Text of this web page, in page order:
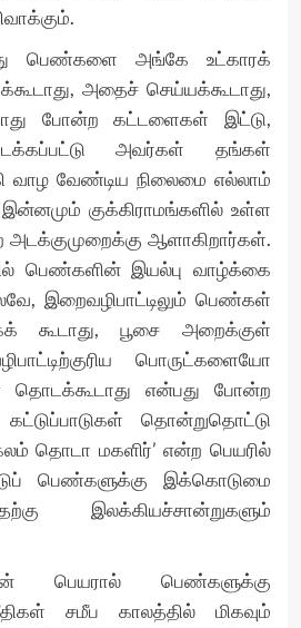
பெண்களை அங்கே உட்காரக்
அதைச் செய்யக்கூடாது,
போன்ற கட்டளைகள் இட்டு,
அவர்கள் தங்கள்
வாழ வேண்டிய நிலைமை எல்லாம்
குக்கிராமங்களில் உள்ள
ஆளாகிறார்கள்.
பெண்களின் இயல்பு வாழ்க்கை
இறைவழிபாட்டிலும் பெண்கள்
கூடாது, பூசை அறைக்குள்
பொருட்களையோ
தொடக்கூடாது என்பது போன்ற
தொன்றுதொட்டு
தொடா மகளிர்’ என்ற பெயரில்
பெண்களுக்கு இக்கொடுமை
இலக்கியச்சான்றுகளும்
பெயரால் பெண்களுக்கு
சமீப காலத்தில் மிகவும்